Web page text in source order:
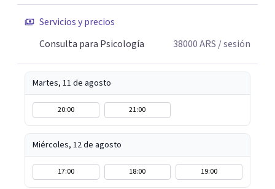
Servicios y precios
Consulta para Psicología
38000ARS / sesión
Martes, 11 de agosto
20:00 21:00
Miércoles, 12 de agosto
17:00 18:00 19:00